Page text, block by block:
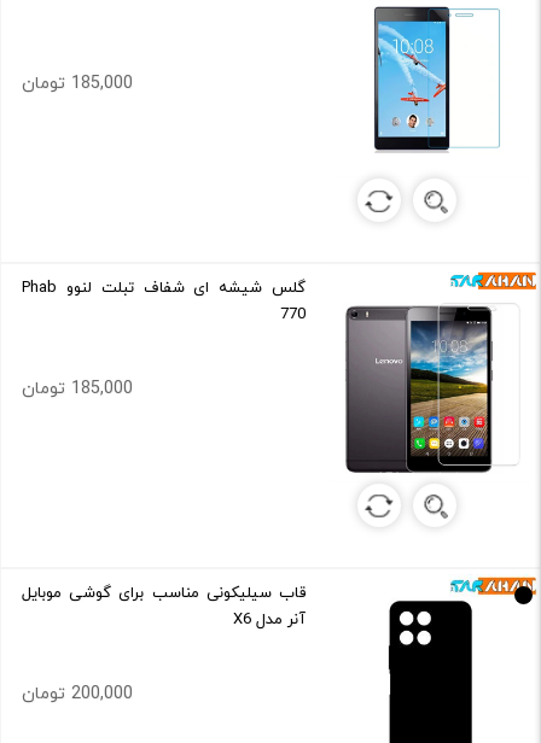
185,000 تومان
گلس شیشه ای شفاف تبلت لنوو Phab
770
185,000 تومان
قاب سیلیکونی مناسب برای گوشی موبایل
آنر مدل X6
200,000 تومان